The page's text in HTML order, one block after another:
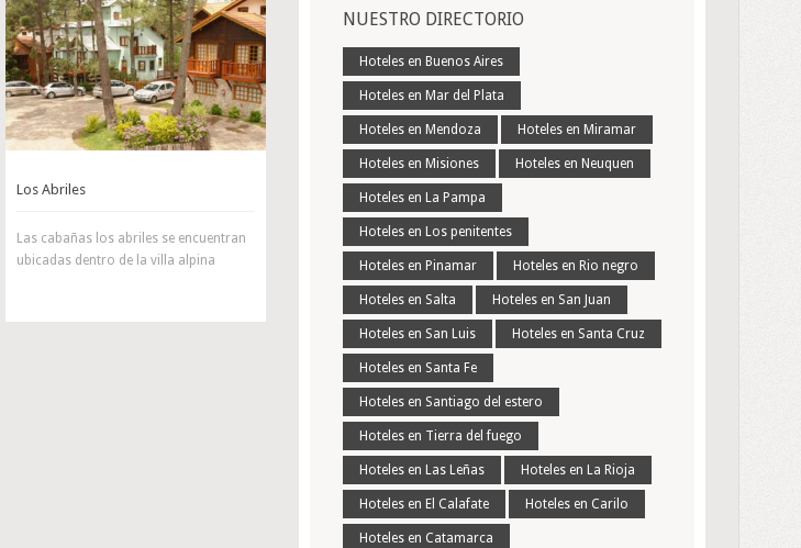
Los Abriles
Las cabañas los abriles se encuentran
ubicadas dentro de la villa alpina
NUESTRO DIRECTORIO
Hoteles en Buenos Aires
Hoteles en Mar del Plata
Hoteles en Mendoza Hoteles en Miramar
Hoteles en Misiones Hoteles en Neuquen
Hoteles en La Pampa
Hoteles en Los penitentes
Hoteles en Pinamar Hoteles en Rio negro
Hoteles en Salta Hoteles en San Juan
Hoteles en San Luis Hoteles en Santa Cruz
Hoteles en Santa Fe
Hoteles en Santiago del estero
Hoteles en Tierra del fuego
Hoteles en Las Leñas Hoteles en La Rioja
Hoteles en El Calafate Hoteles en Carilo
Hoteles en Catamarca